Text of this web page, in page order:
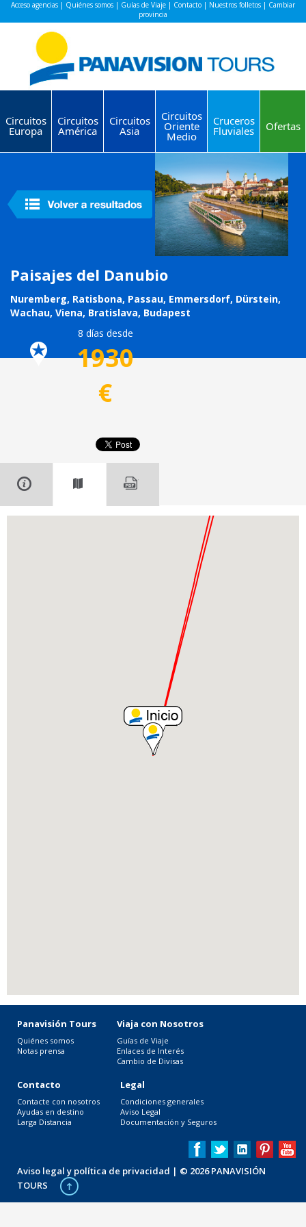
Acceso agencias | Quiénes somos | Guías de Viaje | Contacto | Nuestros folletos | Cambiar
provincia
Circuitos
Europa
Circuitos
América
Circuitos
Asia
Circuitos
Oriente
Medio
Cruceros
Fluviales Ofertas
Paisajes del Danubio
Nuremberg, Ratisbona, Passau, Emmersdorf, Dürstein,
Wachau, Viena, Bratislava, Budapest
8 días desde
1930
€
Panavisión Tours
Quiénes somos
Notas prensa
Viaja con Nosotros
Guías de Viaje
Enlaces de Interés
Cambio de Divisas
Contacto
Contacte con nosotros
Ayudas en destino
Larga Distancia
Legal
Condiciones generales
Aviso Legal
Documentación y Seguros
Aviso legal y política de privacidad | © 2026 PANAVISIÓN
TOURS